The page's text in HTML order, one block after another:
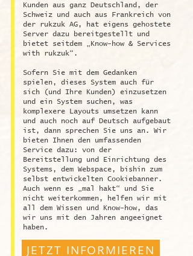
Kunden aus ganz Deutschland, der
Schweiz und auch aus Frankreich von
der rukzuk AG, hat eigens gehostete
Server dazu bereitgestellt und
bietet seitdem „Know-how & Services
with rukzuk“.
Sofern Sie mit dem Gedanken
spielen, dieses System auch für
sich (und Ihre Kunden) einzusetzen
und ein System suchen, was
komplexere Layouts umsetzen kann
und auch noch auf Deutsch aufgebaut
ist, dann sprechen Sie uns an. Wir
bieten Ihnen den umfassenden
Service dazu: von der
Bereitstellung und Einrichtung des
Systems, dem Webspace, bishin zum
selbst entwickelten Cookiebanner.
Auch wenn es „mal hakt“ und Sie
nicht weiterkommen, helfen wir mit
all dem Wissen und Know-how, das
wir uns mit den Jahren angeeignet
haben.
JETZT INFORMIEREN